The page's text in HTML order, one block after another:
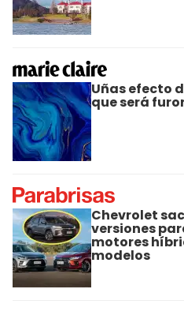
Uñas efecto
que será
Chevrolet
versiones
motores
modelos